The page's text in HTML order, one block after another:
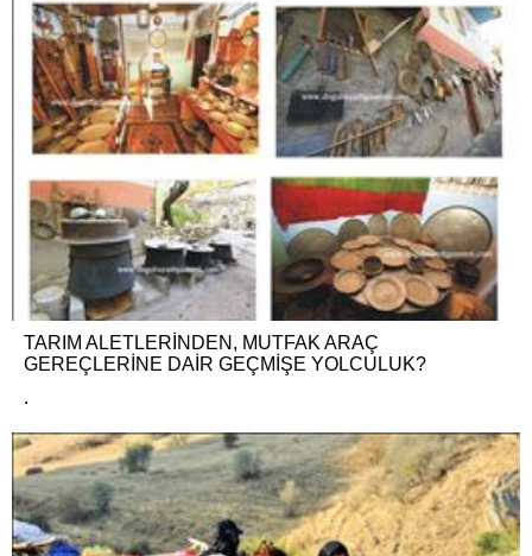
TARIM ALETLERİNDEN, MUTFAK ARAÇ
GEREÇLERİNE DAİR GEÇMİŞE YOLCULUK?
.